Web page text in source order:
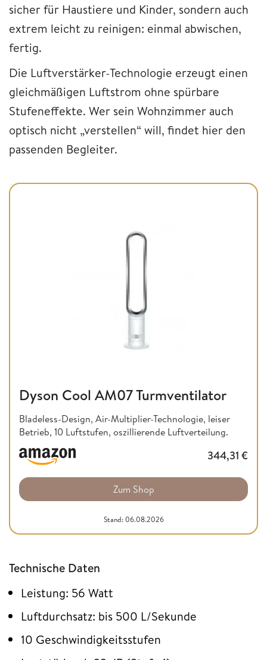
sicher für Haustiere und Kinder, sondern auch
extrem leicht zu reinigen: einmal abwischen,
fertig.
Die Luftverstärker-Technologie erzeugt einen
gleichmäßigen Luftstrom ohne spürbare
Stufeneffekte. Wer sein Wohnzimmer auch
optisch nicht „verstellen“ will, findet hier den
passenden Begleiter.
Dyson Cool AM07 Turmventilator
Bladeless-Design, Air-Multiplier-Technologie, leiser
Betrieb, 10 Luftstufen, oszillierende Luftverteilung.
344,31 €
Zum Shop
Stand: 06.08.2026
Technische Daten
Leistung: 56 Watt
Luftdurchsatz: bis 500 L/Sekunde
10 Geschwindigkeitsstufen